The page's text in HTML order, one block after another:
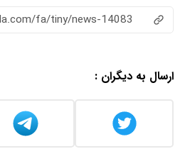
fa/tiny/news-14083
ارسال به دیگران :